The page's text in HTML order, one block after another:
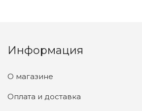
Информация
О магазине
Оплата и доставка